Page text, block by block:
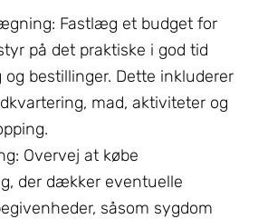
Fastlæg et budget for
på det praktiske i god tid
og bestillinger. Dette inkluderer
mad, aktiviteter og
Overvej at købe
der dækker eventuelle
såsom sygdom